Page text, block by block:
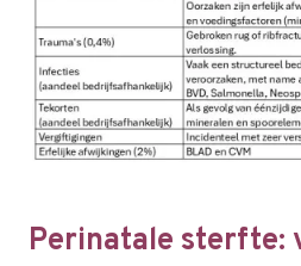
Perinatale sterfte: